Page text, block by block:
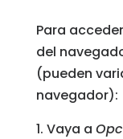
Para
del
(pueden
navegador):
Vaya a